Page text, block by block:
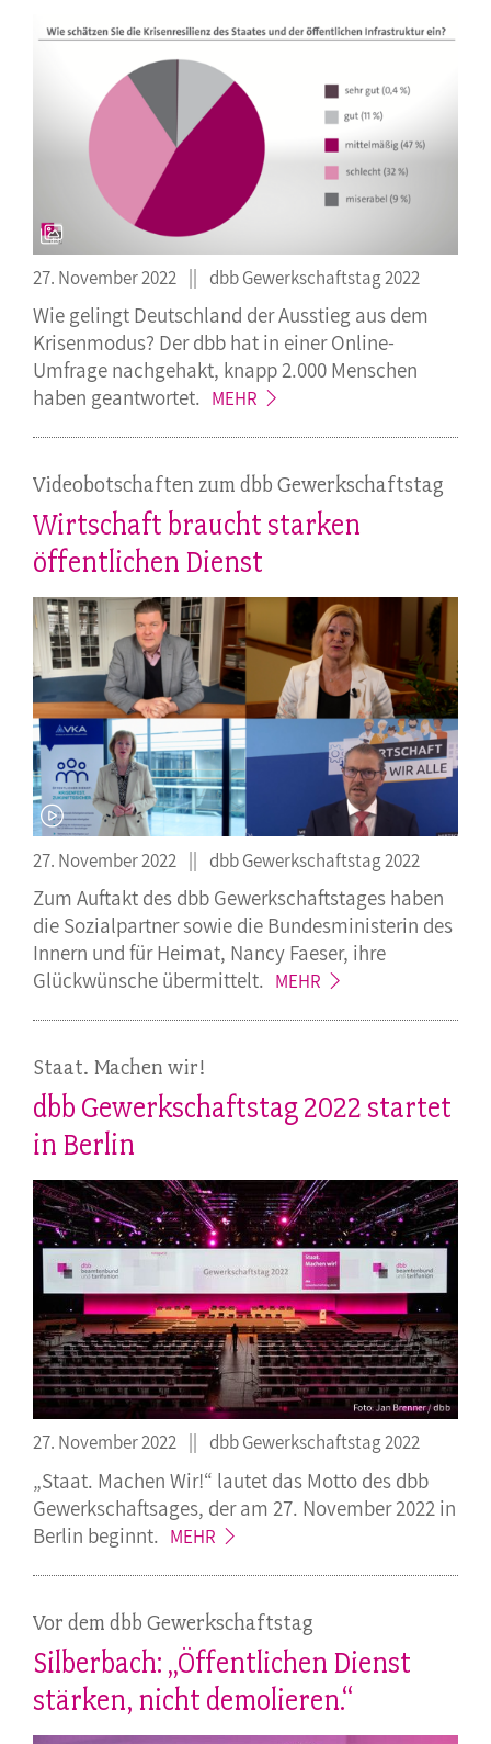
27. November 2022 dbb Gewerkschaftstag 2022
Wie gelingt Deutschland der Ausstieg aus dem
Krisenmodus? Der dbb hat in einer Online-
Umfrage nachgehakt, knapp 2.000 Menschen
haben geantwortet. MEHR
Videobotschaften zum dbb Gewerkschaftstag
Wirtschaft braucht starken
öffentlichen Dienst
27. November 2022 dbb Gewerkschaftstag 2022
Zum Auftakt des dbb Gewerkschaftstages haben
die Sozialpartner sowie die Bundesministerin des
Innern und für Heimat, Nancy Faeser, ihre
Glückwünsche übermittelt. MEHR
Staat. Machen wir!
dbb Gewerkschaftstag 2022 startet
in Berlin
27. November 2022 dbb Gewerkschaftstag 2022
„Staat. Machen Wir!“ lautet das Motto des dbb
Gewerkschaftsages, der am 27. November 2022 in
Berlin beginnt. MEHR
Vor dem dbb Gewerkschaftstag
Silberbach: „Öffentlichen Dienst
stärken, nicht demolieren.“